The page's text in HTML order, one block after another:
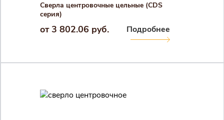
Сверла центровочные цельные (CDS
серия)
от 3 802.06 руб. Подробнее